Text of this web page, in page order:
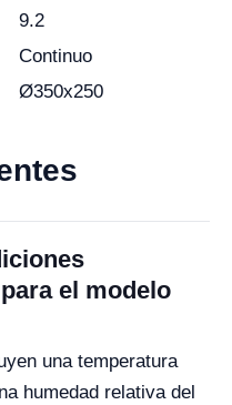
9.2
Continuo
Ø350x250
el modelo
una temperatura
humedad relativa del